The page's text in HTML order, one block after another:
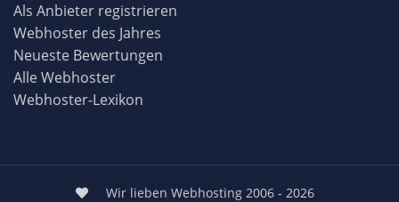
Als Anbieter registrieren
Webhoster des Jahres
Neueste Bewertungen
Alle Webhoster
Webhoster-Lexikon
Wir lieben Webhosting 2006 - 2026